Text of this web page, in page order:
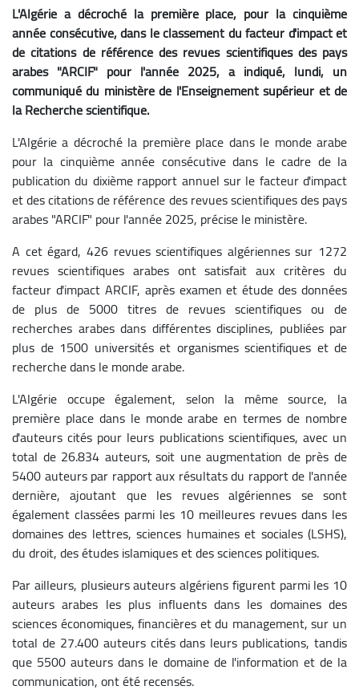
L'Algérie a décroché la première place, pour la cinquième
année consécutive, dans le classement du facteur d'impact et
de citations de référence des revues scientifiques des pays
arabes "ARCIF" pour l'année 2025, a indiqué, lundi, un
communiqué du ministère de l'Enseignement supérieur et de
la Recherche scientifique.
L'Algérie a décroché la première place dans le monde arabe
pour la cinquième année consécutive dans le cadre de la
publication du dixième rapport annuel sur le facteur d'impact
et des citations de référence des revues scientifiques des pays
arabes "ARCIF" pour l'année 2025, précise le ministère.
A cet égard, 426 revues scientifiques algériennes sur 1272
revues scientifiques arabes ont satisfait aux critères du
facteur d'impact ARCIF, après examen et étude des données
de plus de 5000 titres de revues scientifiques ou de
recherches arabes dans différentes disciplines, publiées par
plus de 1500 universités et organismes scientifiques et de
recherche dans le monde arabe.
L'Algérie occupe également, selon la même source, la
première place dans le monde arabe en termes de nombre
d'auteurs cités pour leurs publications scientifiques, avec un
total de 26.834 auteurs, soit une augmentation de près de
5400 auteurs par rapport aux résultats du rapport de l'année
dernière, ajoutant que les revues algériennes se sont
également classées parmi les 10 meilleures revues dans les
domaines des lettres, sciences humaines et sociales (LSHS),
du droit, des études islamiques et des sciences politiques.
Par ailleurs, plusieurs auteurs algériens figurent parmi les 10
auteurs arabes les plus influents dans les domaines des
sciences économiques, financières et du management, sur un
total de 27.400 auteurs cités dans leurs publications, tandis
que 5500 auteurs dans le domaine de l'information et de la
communication, ont été recensés.